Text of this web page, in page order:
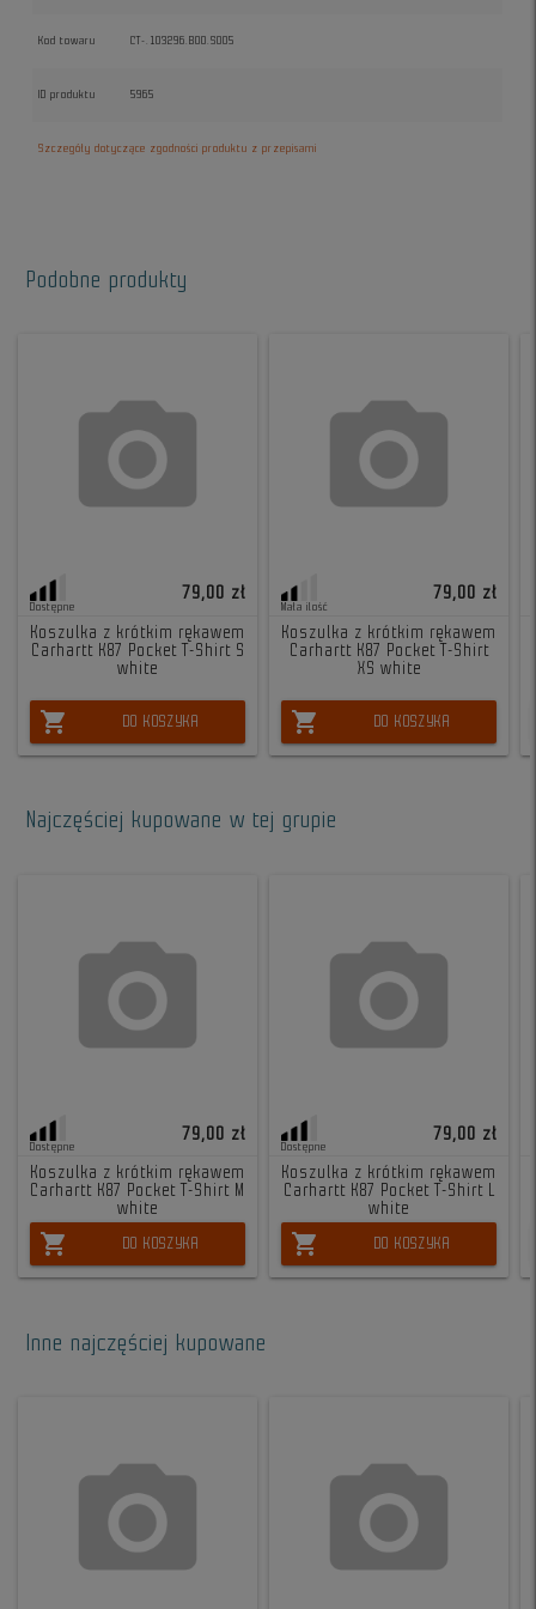
Kod towaru CT-.103296.B00.S005
ID produktu 5965
Szczegóły dotyczące zgodności produktu z przepisami
Podobne produkty
Dostępne
79,00 zł
Koszulka z krótkim rękawem
Carhartt K87 Pocket T-Shirt S
white
shopping_cart DO KOSZYKA
Mała ilość
79,00 zł
Koszulka z krótkim rękawem
Carhartt K87 Pocket T-Shirt
XS white
shopping_cart DO KOSZYKA
Najczęściej kupowane w tej grupie
Dostępne
79,00 zł
Koszulka z krótkim rękawem
Carhartt K87 Pocket T-Shirt M
white
shopping_cart DO KOSZYKA
Dostępne
79,00 zł
Koszulka z krótkim rękawem
Carhartt K87 Pocket T-Shirt L
white
shopping_cart DO KOSZYKA
Inne najczęściej kupowane